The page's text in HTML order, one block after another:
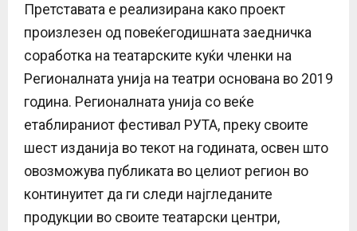
Претставата е реализирана како проект
произлезен од повеќегодишната заедничка
соработка на театарските куќи членки на
Регионалната унија на театри основана во 2019
година. Регионалната унија со веќе
етаблираниот фестивал РУТА, преку своите
шест изданија во текот на годината, освен што
овозможува публиката во целиот регион во
континуитет да ги следи најгледаните
продукции во своите театарски центри,